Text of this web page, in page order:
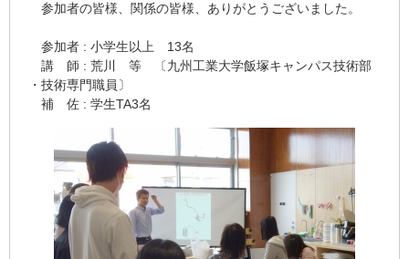
参加者の皆様、関係の皆様、ありがとうございました。
参加者 : 小学生以上 13名
講 師 : 荒川 等 〔九州工業大学飯塚キャンパス技術部
・技術専門職員〕
補 佐 : 学生TA3名